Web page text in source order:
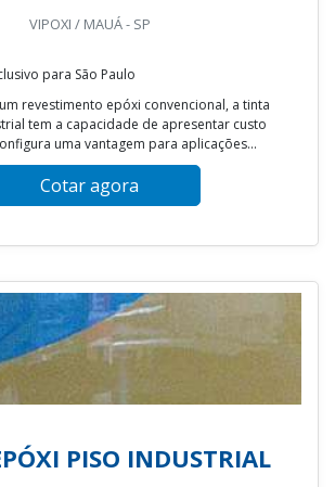
VIPOXI / MAUÁ - SP
para São Paulo
revestimento epóxi convencional, a tinta
tem a capacidade de apresentar custo
uma vantagem para aplicações...
Cotar agora
PISO INDUSTRIAL